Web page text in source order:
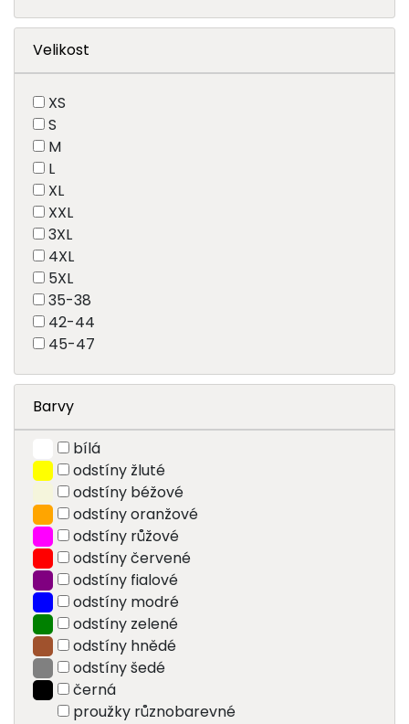
Velikost
XS
S
M
L
XL
XXL
3XL
4XL
5XL
35-38
42-44
45-47
Barvy
bílá
odstíny žluté
odstíny béžové
odstíny oranžové
odstíny růžové
odstíny červené
odstíny fialové
odstíny modré
odstíny zelené
odstíny hnědé
odstíny šedé
černá
proužky různobarevné